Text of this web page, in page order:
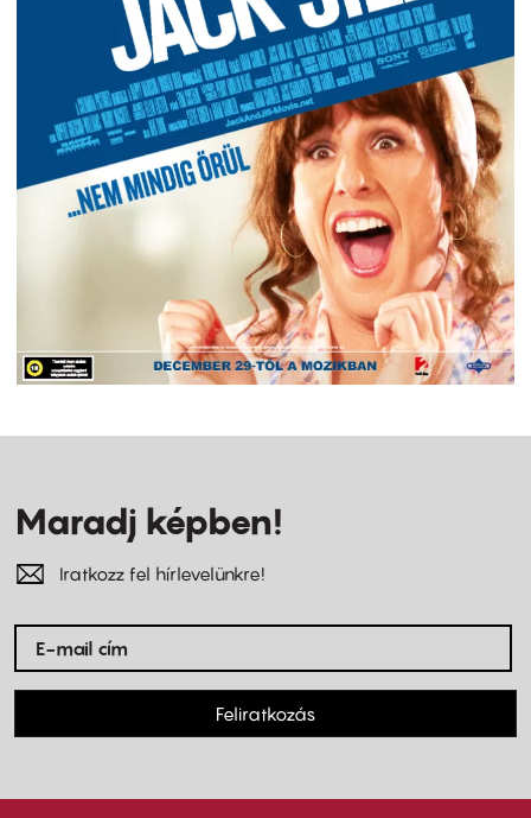
Maradj képben!
Iratkozz fel hírlevelünkre!
Feliratkozás